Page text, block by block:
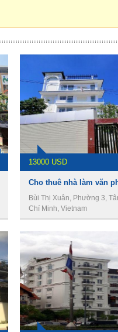
13000 USD
Bùi Thị Xuân, Phường 3,
Chí Minh, Vietnam